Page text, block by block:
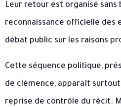
Leur retour est organisé sans
reconnaissance officielle des
débat public sur les raisons
Cette séquence politique,
de clémence, apparaît
reprise de contrôle du récit.